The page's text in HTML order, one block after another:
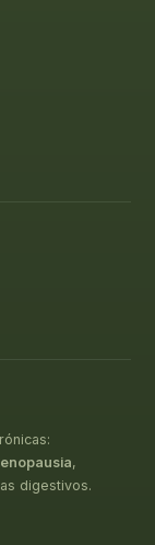
,
digestivos.